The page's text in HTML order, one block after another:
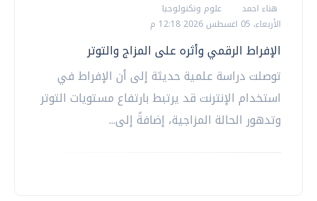
هناء احمد
علوم وتكنولوجيا
الأربعاء، 05 اغسطس 2026 12:18 م
الإفراط الرقمي وأثره على المزاج والتوتر
توصلت دراسة علمية حديثة إلى أن الإفراط في
استخدام الإنترنت قد يرتبط بارتفاع مستويات التوتر
وتدهور الحالة المزاجية، إضافةً إلى...